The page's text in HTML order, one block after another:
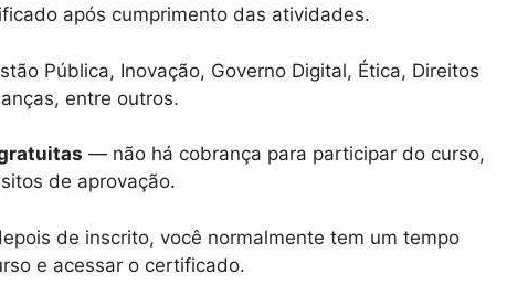
após cumprimento das atividades.
Pública, Inovação, Governo Digital, Ética, Direitos
entre outros.
— não há cobrança para participar do curso,
de aprovação.
de inscrito, você normalmente tem um tempo
e acessar o certificado.